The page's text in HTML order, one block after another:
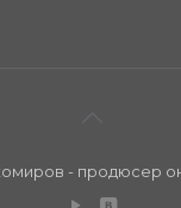
- продюсер